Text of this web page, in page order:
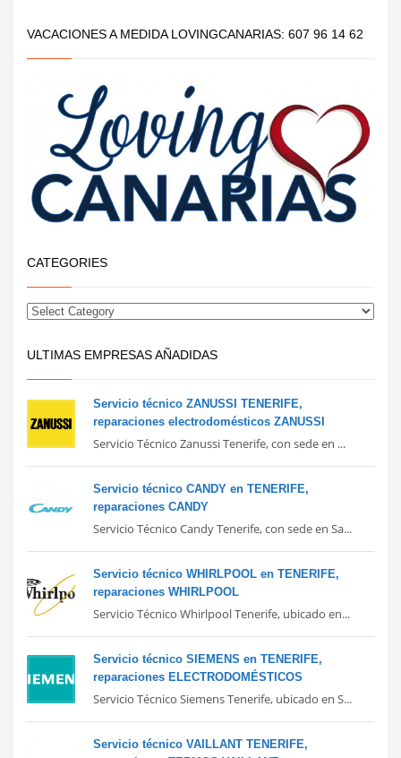
VACACIONES A MEDIDA LOVINGCANARIAS: 607 96 14 62
CATEGORIES
ULTIMAS EMPRESAS AÑADIDAS
Servicio técnico ZANUSSI TENERIFE,
reparaciones electrodomésticos ZANUSSI
Servicio Técnico Zanussi Tenerife, con sede en ...
Servicio técnico CANDY en TENERIFE,
reparaciones CANDY
Servicio Técnico Candy Tenerife, con sede en Sa...
Servicio técnico WHIRLPOOL en TENERIFE,
reparaciones WHIRLPOOL
Servicio Técnico Whirlpool Tenerife, ubicado en...
Servicio técnico SIEMENS en TENERIFE,
reparaciones ELECTRODOMÉSTICOS
Servicio Técnico Siemens Tenerife, ubicado en S...
Servicio técnico VAILLANT TENERIFE,